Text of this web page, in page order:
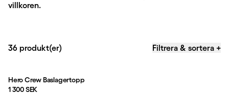
villkoren.
36 produkt(er) Filtrera & sortera +
Hero Crew Baslagertopp
Pris:
1 300 SEK